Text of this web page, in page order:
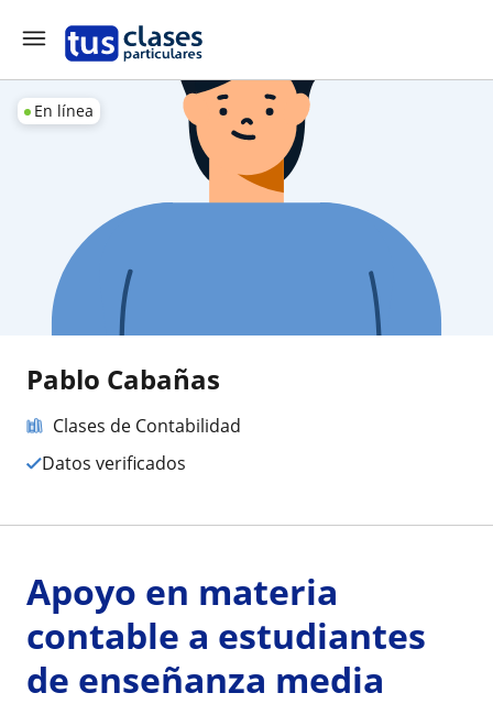
En línea
Pablo Cabañas
Clases de Contabilidad
Datos verificados
Apoyo en materia
contable a estudiantes
de enseñanza media